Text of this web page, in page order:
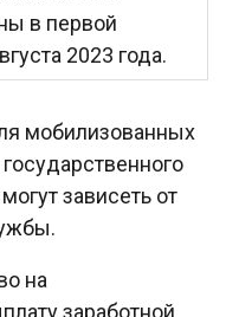
в первой
2023 года.
мобилизованных
зависеть от
на
заработной